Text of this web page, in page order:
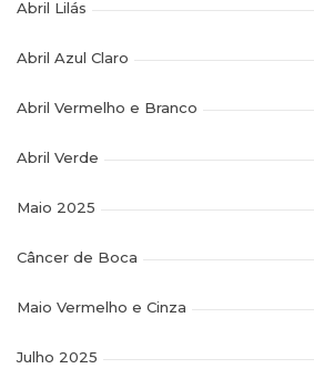
Abril Lilás
Abril Azul Claro
Abril Vermelho e Branco
Abril Verde
Maio 2025
Câncer de Boca
Maio Vermelho e Cinza
Julho 2025